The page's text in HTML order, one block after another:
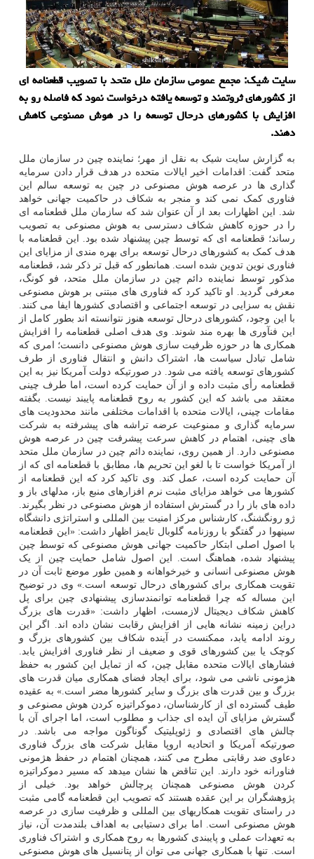
سایت شیک: مجمع عمومی سازمان ملل متحد با تصویب قطعنامه ای
از کشورهای ثروتمند و توسعه یافته درخواست نمود که فاصله رو به
افزایش با کشورهای درحال توسعه را در هوش مصنوعی کاهش
دهند.
به گزارش سایت شیک به نقل از مهر؛ نماینده چین در سازمان ملل
متحد گفت: اقدامات اخیر ایالات متحده در هدف قرار دادن سرمایه
گذاری ها در عرصه هوش مصنوعی در چین به توسعه سالم این
فناوری کمک نمی کند و منجر به شکاف در حاکمیت جهانی خواهد
شد. این اظهارات بعد از آن عنوان شد که سازمان ملل قطعنامه ای
را در حوزه کاهش شکاف دسترسی به هوش مصنوعی به تصویب
رساند؛ قطعنامه ای که توسط چین پیشنهاد شده بود. این قطعنامه با
هدف کمک به کشورهای درحال توسعه برای بهره مندی از مزایای این
فناوری نوین تدوین شده است. همانطور که قبل تر ذکر شد، قطعنامه
مذکور توسط نماینده دائم چین در سازمان ملل متحد، فو کونگ،
معرفی گردید. او تاکید کرد که فناوری های مبتنی بر هوش مصنوعی
نقش به سزایی در توسعه اجتماعی و اقتصادی کشورها ایفا می کنند.
با این وجود، کشورهای درحال توسعه هنوز نتوانسته اند بطور کامل از
این فنآوری ها بهره مند شوند. وی هدف اصلی قطعنامه را افزایش
همکاری ها در حوزه ظرفیت سازی هوش مصنوعی دانست؛ امری که
شامل تبادل سیاست ها، اشتراک دانش و انتقال فناوری از طرف
کشورهای توسعه یافته می شود. در صورتیکه دولت آمریکا نیز به این
قطعنامه رأی مثبت داده و از آن حمایت کرده است، اما طرف چینی
معتقد می باشد که این کشور به روح قطعنامه پایبند نیست. بگفته
مقامات چینی، ایالات متحده با اقدامات مختلفی مانند محدودیت های
سرمایه گذاری و ممنوعیت عرضه تراشه های پیشرفته به شرکت
های چینی، اهتمام در کاهش سرعت پیشرفت چین در عرصه هوش
مصنوعی دارد. از همین روی، نماینده دائم چین در سازمان ملل متحد
از آمریکا خواست تا با لغو این تحریم ها، مطابق با قطعنامه ای که از
آن حمایت کرده است، عمل کند. وی تاکید کرد که این قطعنامه از
کشورها می خواهد مزایای مثبت نرم افزارهای منبع باز، مدلهای باز و
داده های باز را در گسترش استفاده از هوش مصنوعی در نظر بگیرند.
ژو رونگشنگ، کارشناس مرکز امنیت بین المللی و استراتژی دانشگاه
سینهوا در گفتگو با روزنامه گلوبال تایمز اظهار داشت: «این قطعنامه
با اصول اصلی ابتکار حاکمیت جهانی هوش مصنوعی که توسط چین
پیشنهاد شده، هماهنگ است. این اصول شامل حمایت چین از یک
هوش مصنوعی انسانی و خیرخواهانه و همین طور موضع ثابت آن در
تقویت همکاری برای کشورهای درحال توسعه است.» وی در توضیح
این مساله که چرا قطعنامه توانمندسازی پیشنهادی چین برای پل
کاهش شکاف دیجیتال لازمست، اظهار داشت: «قدرت های بزرگ
دراین زمینه نشانه هایی از افزایش رقابت نشان داده اند. اگر این
روند ادامه یابد، ممکنست در آینده شکاف بین کشورهای بزرگ و
کوچک یا بین کشورهای قوی و ضعیف از نظر فناوری افزایش یابد.
فشارهای ایالات متحده مقابل چین، که از تمایل این کشور به حفظ
هژمونی ناشی می شود، برای ایجاد فضای همکاری میان قدرت های
بزرگ و بین قدرت های بزرگ و سایر کشورها مضر است.» به عقیده
طیف گسترده ای از کارشناسان، دموکراتیزه کردن هوش مصنوعی و
گسترش مزایای آن ایده ای جذاب و مطلوب است، اما اجرای آن با
چالش های اقتصادی و ژئوپلیتیک گوناگون مواجه می باشد. در
صورتیکه آمریکا و اتحادیه اروپا مقابل شرکت های بزرگ فناوری
دعاوی ضد رقابتی مطرح می کنند، همچنان اهتمام در حفظ هژمونی
فناورانه خود دارند. این تناقض ها نشان میدهد که مسیر دموکراتیزه
کردن هوش مصنوعی همچنان پرچالش خواهد بود. خیلی از
پژوهشگران بر این عقده هستند که تصویب این قطعنامه گامی مثبت
در راستای تقویت همکاریهای بین المللی و ظرفیت سازی در عرصه
هوش مصنوعی است. اما برای دستیابی به اهداف بلندمدت آن، نیاز
به تعهدات عملی و پایبندی کشورها به روح همکاری و اشتراک فناوری
است. تنها با همکاری جهانی می توان از پتانسیل های هوش مصنوعی